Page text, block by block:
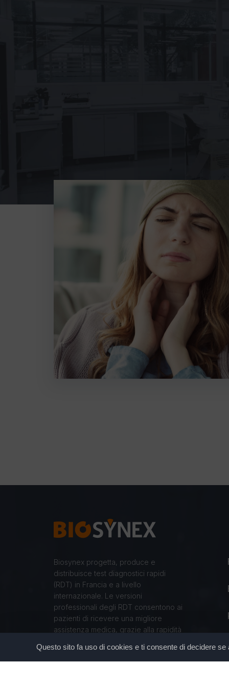
Biosynex progetta, produce e
distribuisce test diagnostici rapidi
(RDT) in Francia e a livello
internazionale. Le versioni
professionali degli RDT consentono ai
pazienti di ricevere una migliore
assistenza medica, grazie alla rapidità
Questo sito fa uso di cookies e ti consente di decidere se